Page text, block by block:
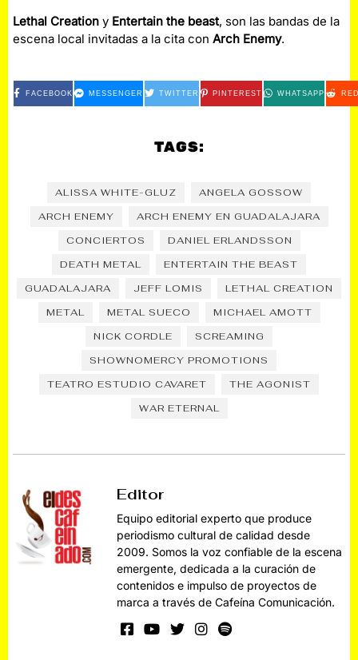
Lethal Creation y Entertain the beast, son las bandas de la
escena local invitadas a la cita conArch Enemy.
FACEBOOK MESSENGER TWITTER PINTEREST WHATSAPP
TAGS:
ALISSA WHITE-GLUZ
ANGELA GOSSOW
ARCH ENEMY
ARCH ENEMY EN GUADALAJARA
CONCIERTOS
DANIEL ERLANDSSON
DEATH METAL
ENTERTAIN THE BEAST
GUADALAJARA
JEFF LOMIS
LETHAL CREATION
METAL
METAL SUECO
MICHAEL AMOTT
NICK CORDLE
SCREAMING
SHOWNOMERCY PROMOTIONS
TEATRO ESTUDIO CAVARET
THE AGONIST
WAR ETERNAL
Editor
Equipo editorial experto que produce
periodismo cultural de calidad desde
2009. Somos la voz confiable de la escena
emergente, dedicada a la curación de
contenidos e impulso de proyectos de
marca a través de Cafeína Comunicación.